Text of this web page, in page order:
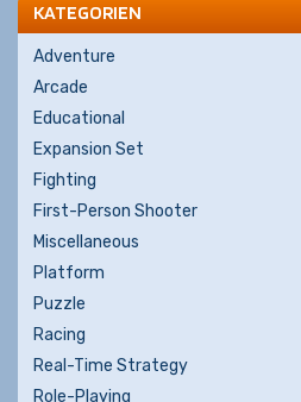
KATEGORIEN
Adventure
Arcade
Educational
Expansion Set
Fighting
First-Person Shooter
Miscellaneous
Platform
Puzzle
Racing
Real-Time Strategy
Role-Playing